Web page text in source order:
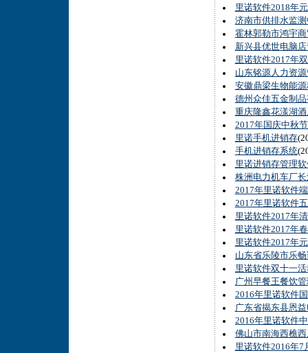
里诺软件2018年
济南市供排水监
霍林郭勒市鸿宇
新兴县优世电脑
里诺软件2017年
山东铭源人力资
安徽鼎梁生物能
德州众佳五金制
重庆隆鑫花漾湖
2017年国庆中秋
里诺手机进销存
手机进销存系统
里诺进销存管理
株洲电力机车厂
2017年里诺软件
2017年里诺软件
里诺软件2017年
里诺软件2017年
里诺软件2017年
山东省乐陵市乐
里诺软件双十一
广州早餐王餐饮
2016年里诺软件
广东省揭东县恩
2016年里诺软件
佛山市南海西樵
里诺软件2016年7